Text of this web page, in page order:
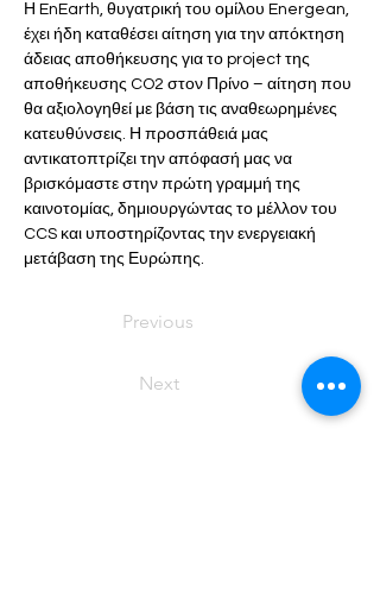
Η EnEarth, θυγατρική του ομίλου Energean,
έχει ήδη καταθέσει αίτηση για την απόκτηση
άδειας αποθήκευσης για το project της
αποθήκευσης CO2 στον Πρίνο – αίτηση που
θα αξιολογηθεί με βάση τις αναθεωρημένες
κατευθύνσεις. Η προσπάθειά μας
αντικατοπτρίζει την απόφασή μας να
βρισκόμαστε στην πρώτη γραμμή της
καινοτομίας, δημιουργώντας το μέλλον του
CCS και υποστηρίζοντας την ενεργειακή
μετάβαση της Ευρώπης.
Previous
Next